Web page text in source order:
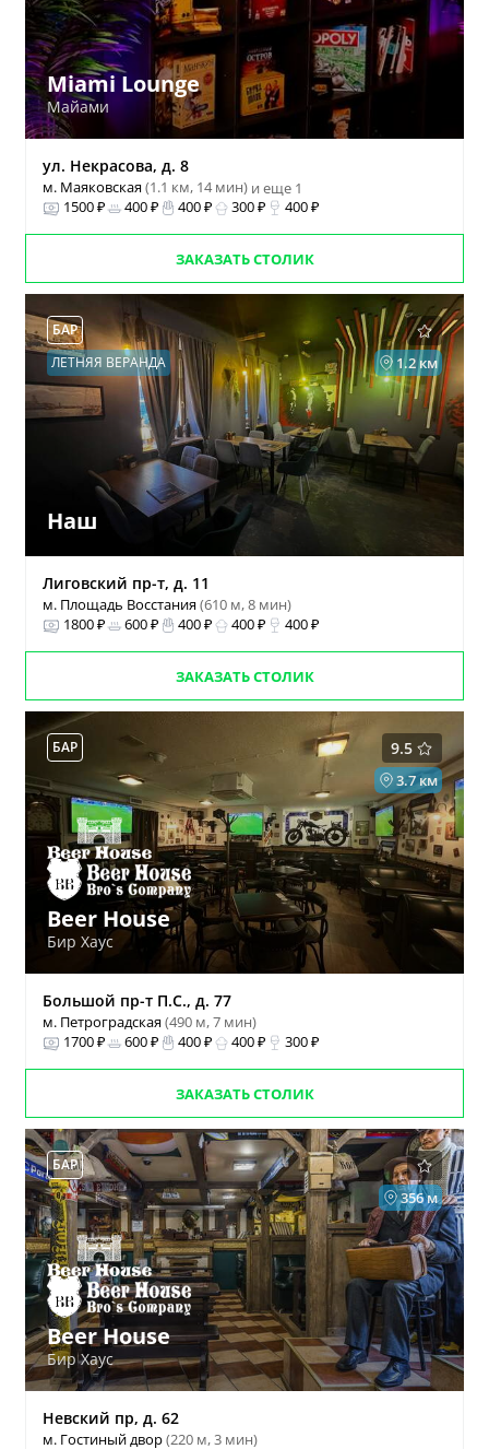
Miami Lounge
Майами
ул. Некрасова, д. 8
м. Маяковская(1.1 км, 14 мин) и еще 1
1500 ₽
400 ₽ 400 ₽ 300 ₽ 400 ₽
ЗАКАЗАТЬ СТОЛИК
БАР
1.2 км
ЛЕТНЯЯ ВЕРАНДА
Наш
Лиговский пр-т, д. 11
м. Площадь Восстания(610 м, 8 мин)
1800 ₽
600 ₽ 400 ₽ 400 ₽ 400 ₽
ЗАКАЗАТЬ СТОЛИК
9.5
БАР
3.7 км
Beer House
Бир Хаус
Большой пр-т П.С., д. 77
м. Петроградская(490 м, 7 мин)
1700 ₽
600 ₽ 400 ₽ 400 ₽ 300 ₽
ЗАКАЗАТЬ СТОЛИК
БАР
356 м
Beer House
Бир Хаус
Невский пр, д. 62
м. Гостиный двор(220 м, 3 мин)